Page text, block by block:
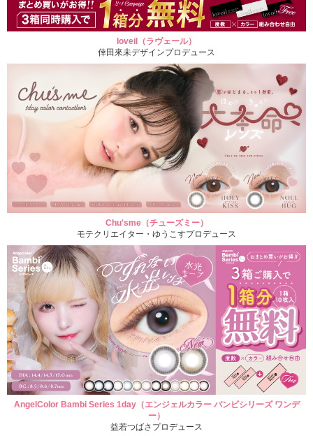
loveil（ラヴェール）
倖田來未デザインプロデュース
Chu'sme（チューズミー）
モテクリエイター・ゆうこすプロデュース
AngelColor Bambi Series 1day（エンジェルカラー バンビシリーズ ワンデ
ー）
益若つばさプロデュース